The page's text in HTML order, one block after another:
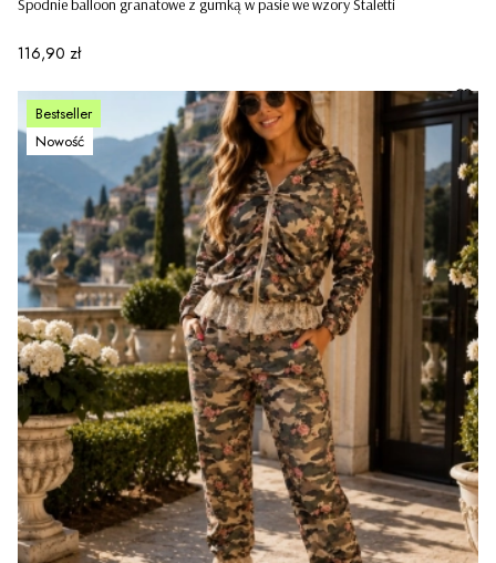
Spodnie balloon granatowe z gumką w pasie we wzory Staletti
Cena
116,90 zł
Bestseller
Nowość